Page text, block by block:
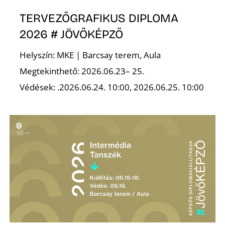
TERVEZŐGRAFIKUS DIPLOMA
2026 # JÖVŐKÉPZŐ
Helyszín: MKE | Barcsay terem, Aula
Megtekinthető: 2026.06.23– 25.
Védések: .2026.06.24. 10:00, 2026.06.25. 10:00